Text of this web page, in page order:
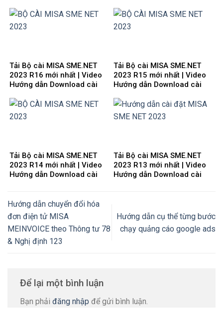
Tải Bộ cài MISA SME.NET
2023 R16 mới nhất | Video
Hướng dẫn Download cài
Tải Bộ cài MISA SME.NET
2023 R15 mới nhất | Video
Hướng dẫn Download cài
Tải Bộ cài MISA SME.NET
2023 R14 mới nhất | Video
Hướng dẫn Download cài
Tải Bộ cài MISA SME.NET
2023 R13 mới nhất | Video
Hướng dẫn Download cài
Hướng dẫn chuyển đổi hóa
đơn điện tử MISA
MEINVOICE theo Thông tư 78
& Nghị định 123
Hướng dẫn cụ thể từng bước
chạy quảng cáo google ads
Để lại một bình luận
Bạn phải đăng nhập để gửi bình luận.